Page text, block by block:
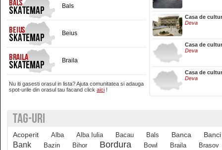
Bals
Beius
Braila
Brasov
Buzau
Nu iti gasesti orasul in lista? Ajuta comunitatea si adauga
spot-urile din orasul tau facand click aici !
Casa de
Deva
Casa de
Deva
Casa de
Deva
TAG-URI
Acoperit Alba Alba Iulia Bacau Bals Banca Banci
Bank Bazin Bihor Bordura Bowl Braila Brasov